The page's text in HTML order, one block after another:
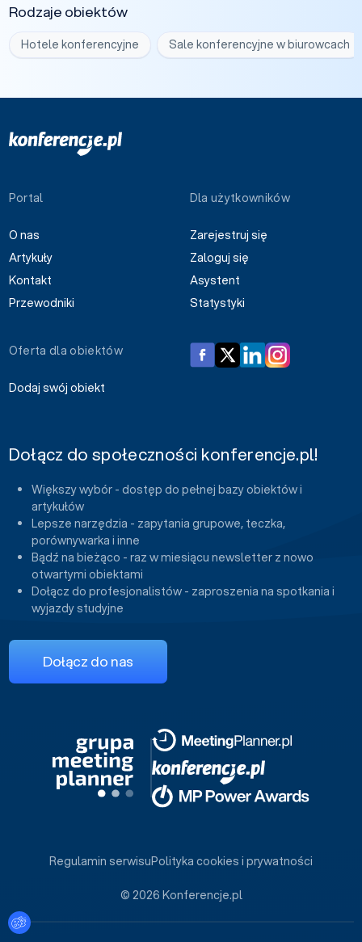
Rodzaje obiektów
Hotele konferencyjne Sale konferencyjne w biurowcach
Portal
O nas
Artykuły
Kontakt
Przewodniki
Dla użytkowników
Zarejestruj się
Zaloguj się
Asystent
Statystyki
Oferta dla obiektów
Dodaj swój obiekt
Dołącz do społeczności konferencje.pl!
Większy wybór - dostęp do pełnej bazy obiektów i
artykułów
Lepsze narzędzia - zapytania grupowe, teczka,
porównywarka i inne
Bądź na bieżąco - raz w miesiącu newsletter z nowo
otwartymi obiektami
Dołącz do profesjonalistów - zaproszenia na spotkania i
wyjazdy studyjne
Dołącz do nas
© 2026 Konferencje.pl
Regulamin serwisuPolityka cookies i prywatności
Ustawienia plików cookies